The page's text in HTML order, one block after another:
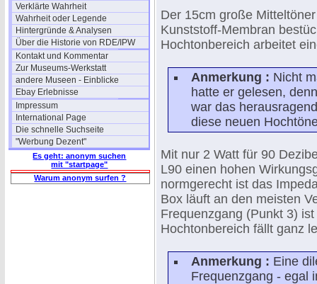
Verklärte Wahrheit
Wahrheit oder Legende
Hintergründe & Analysen
Über die Historie von RDE/IPW
Kontakt und Kommentar
Zur Museums-Werkstatt
andere Museen - Einblicke
Ebay Erlebnisse
Impressum
International Page
Die schnelle Suchseite
"Werbung Dezent"
Es geht: anonym suchen
mit "startpage"
Warum anonym surfen ?
Der 15cm große
Kunststoff-Membran
Hochtonbereich arbeitet
Anmerkung : Nicht
hatte er gelesen,
war das
diese neuen
Mit nur 2 Watt für 90
L90 einen hohen
normgerecht ist das
Box läuft an den meisten
Frequenzgang (Punkt 3)
Hochtonbereich fällt ganz
Anmerkung : Eine
Frequenzgang - egal